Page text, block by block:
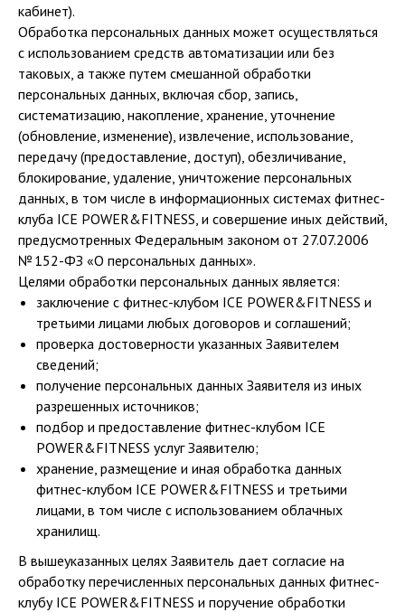
кабинет).
Обработка персональных данных может осуществляться
с использованием средств автоматизации или без
таковых, а также путем смешанной обработки
персональных данных, включая сбор, запись,
систематизацию, накопление, хранение, уточнение
(обновление, изменение), извлечение, использование,
передачу (предоставление, доступ), обезличивание,
блокирование, удаление, уничтожение персональных
данных, в том числе в информационных системах фитнес-
клуба ICE POWER&FITNESS, и совершение иных действий,
предусмотренных Федеральным законом от 27.07.2006
№ 152-ФЗ «О персональных данных».
Целями обработки персональных данных является:
заключение с фитнес-клубом ICE POWER&FITNESS и
третьими лицами любых договоров и соглашений;
проверка достоверности указанных Заявителем
сведений;
получение персональных данных Заявителя из иных
разрешенных источников;
подбор и предоставление фитнес-клубом ICE
POWER&FITNESS услуг Заявителю;
хранение, размещение и иная обработка данных
фитнес-клубом ICE POWER&FITNESS и третьими
лицами, в том числе с использованием облачных
хранилищ.
В вышеуказанных целях Заявитель дает согласие на
обработку перечисленных персональных данных фитнес-
клубу ICE POWER&FITNESS и поручение обработки